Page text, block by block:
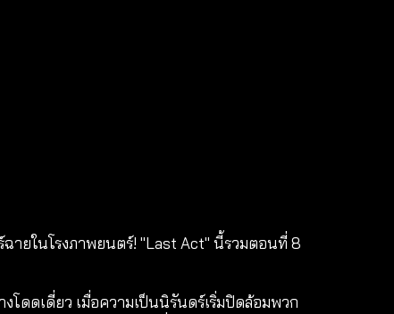
ายในโรงภาพยนตร์! "Last Act" นี้รวมตอนที่ 8
ดดเดี่ยว เมื่อความเป็นนิรันดร์เริ่มปิดล้อมพวก